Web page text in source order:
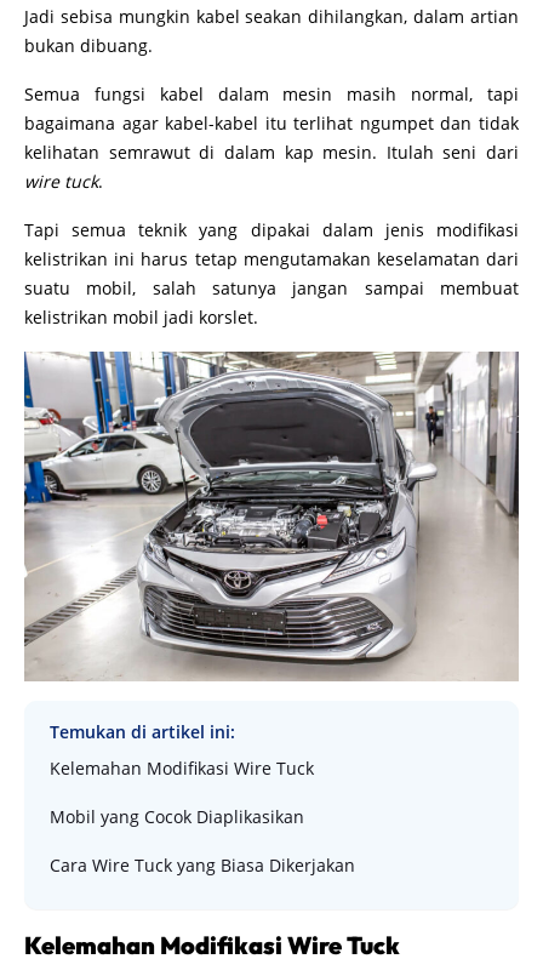
Jadi sebisa mungkin kabel seakan dihilangkan, dalam artian
bukan dibuang.
Semua fungsi kabel dalam mesin masih normal, tapi
bagaimana agar kabel-kabel itu terlihat ngumpet dan tidak
kelihatan semrawut di dalam kap mesin. Itulah seni dari
wire tuck.
Tapi semua teknik yang dipakai dalam jenis modifikasi
kelistrikan ini harus tetap mengutamakan keselamatan dari
suatu mobil, salah satunya jangan sampai membuat
kelistrikan mobil jadi korslet.
Temukan di artikel ini:
Kelemahan Modifikasi Wire Tuck
Mobil yang Cocok Diaplikasikan
Cara Wire Tuck yang Biasa Dikerjakan
Kelemahan Modifikasi Wire Tuck